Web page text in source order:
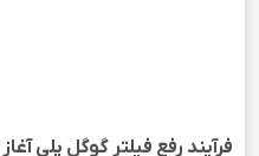
فرآیند رفع فیلتر گوگل پلی